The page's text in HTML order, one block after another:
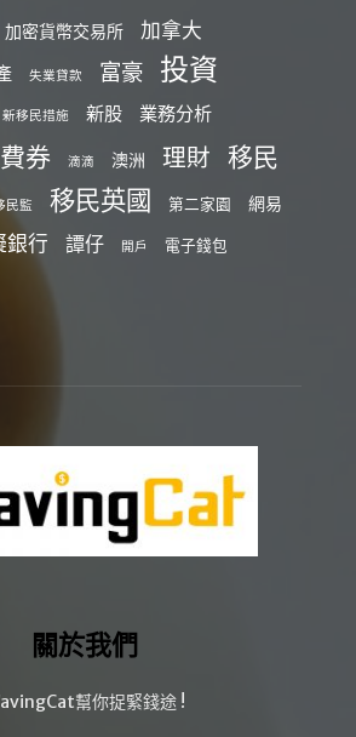
加密貨幣交易所 加拿大
失業貸款 富豪 投資
新移民措施 新股 業務分析
券 滴滴 澳洲 理財 移民
民監 移民英國 第二家園 網易
銀行 譚仔 開戶 電子錢包
關於我們
幫你捉緊錢途 !